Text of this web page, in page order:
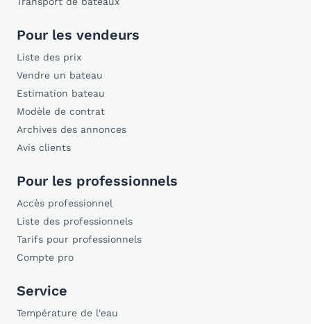
Pour les vendeurs
Liste des prix
Vendre un bateau
Estimation bateau
Modèle de contrat
Archives des annonces
Avis clients
Pour les professionnels
Accès professionnel
Liste des professionnels
Tarifs pour professionnels
Compte pro
Service
Température de l'eau